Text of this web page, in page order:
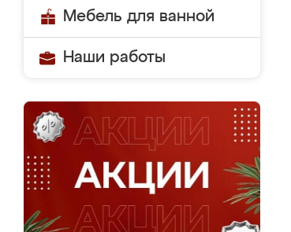
Мебель для ванной
Наши работы